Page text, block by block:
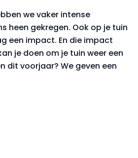
we vaker intense
heen gekregen. Ook op je tuin
een impact. En die impact
je doen om je tuin weer een
dit voorjaar? We geven een